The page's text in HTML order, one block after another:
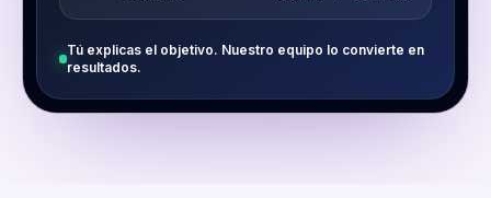
Tú explicas el objetivo. Nuestro equipo lo convierte en
resultados.